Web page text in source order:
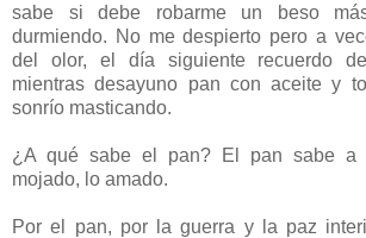
sabe si debe robarme un beso
durmiendo. No me despierto pero a
del olor, el día siguiente recuerdo
mientras desayuno pan con aceite y
sonrío masticando.
¿A qué sabe el pan? El pan sabe a
mojado, lo amado.
Por el pan, por la guerra y la paz